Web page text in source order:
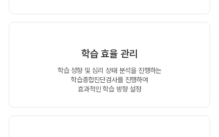
학습 효율 관리
학습 성향 및 심리 상태 분석을 진행하는
학습종합진단검사를 진행하여
효과적인 학습 방향 설정